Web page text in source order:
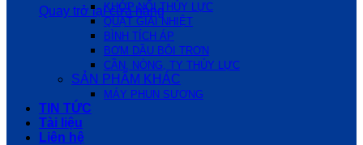
Quay trở lại cửa hàng
KHỚP NỐI THỦY LỰC
QUẠT GIẢI NHIỆT
BÌNH TÍCH ÁP
BƠM DẦU BÔI TRƠN
CẦN, NÒNG, TY THỦY LỰC
SẢN PHẨM KHÁC
MÁY PHUN SƯƠNG
TIN TỨC
Tài liệu
Liên hệ